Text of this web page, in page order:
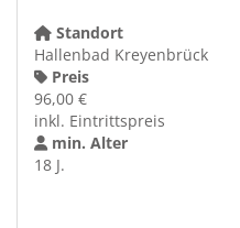
Standort
Hallenbad Kreyenbrück
Preis
96,00 €
inkl. Eintrittspreis
min. Alter
18 J.